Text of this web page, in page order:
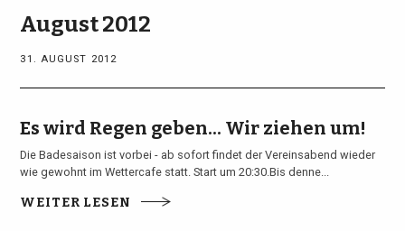
August 2012
31. AUGUST 2012
Es wird Regen geben... Wir ziehen um!
Die Badesaison ist vorbei - ab sofort findet der Vereinsabend wieder
wie gewohnt im Wettercafe statt. Start um 20:30.Bis denne...
WEITER LESEN